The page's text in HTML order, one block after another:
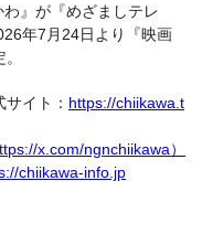
』が『めざましテレ
年7月24日より『映画
イト： https://chiikawa.t
x.com/ngnchiikawa）
chiikawa-info.jp